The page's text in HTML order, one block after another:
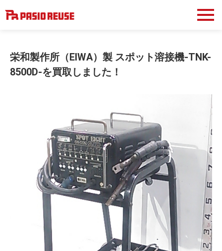
栄和製作所（EIWA）製 スポット溶接機-TNK-
8500D-を買取しました！